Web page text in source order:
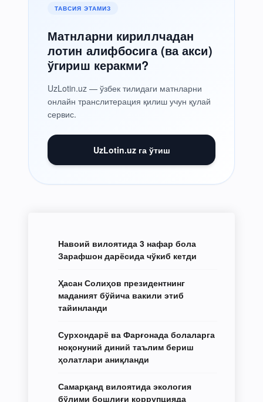
ТАВСИЯ ЭТАМИЗ
Матнларни кириллчадан
лотин алифбосига (ва акси)
ўгириш керакми?
UzLotin.uz — ўзбек тилидаги матнларни
онлайн транслитерация қилиш учун қулай
сервис.
UzLotin.uz га ўтиш
Навоий вилоятида 3 нафар бола
Зарафшон дарёсида чўкиб кетди
Ҳасан Солиҳов президентнинг
маданият бўйича вакили этиб
тайинланди
Сурхондарё ва Фарғонада болаларга
ноқонуний диний таълим бериш
ҳолатлари аниқланди
Самарқанд вилоятида экология
бўлими бошлиғи коррупцияда